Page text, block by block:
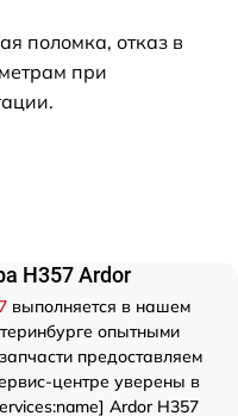
поломка, отказ в
при
H357 Ardor
выполняется в нашем
опытными
предоставляем
центре уверены в
Ardor H357